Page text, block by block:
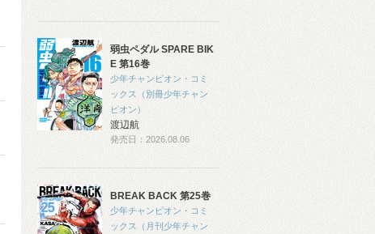
弱虫ペダル SPARE BIK
E 第16巻
少年チャンピオン・コミ
ックス（別冊少年チャン
ピオン）
渡辺航
発売日：2026.08.06
BREAK BACK 第25巻
少年チャンピオン・コミ
ックス（月刊少年チャン